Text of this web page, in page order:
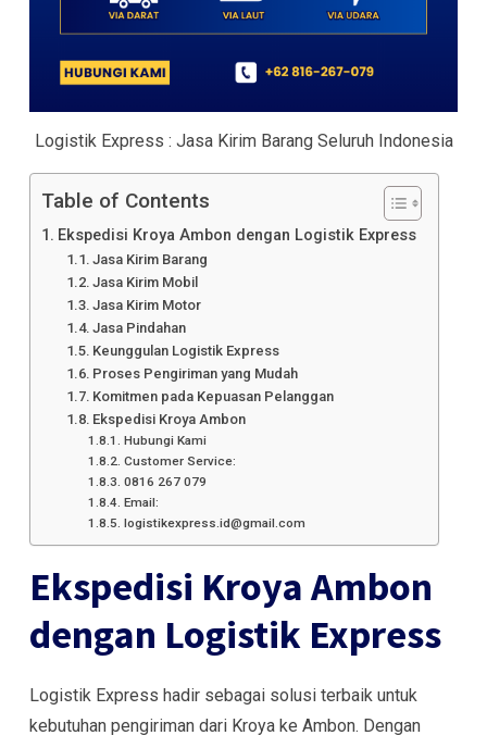
Logistik Express : Jasa Kirim Barang Seluruh Indonesia
Table of Contents
Ekspedisi Kroya Ambon dengan Logistik Express
Jasa Kirim Barang
Jasa Kirim Mobil
Jasa Kirim Motor
Jasa Pindahan
Keunggulan Logistik Express
Proses Pengiriman yang Mudah
Komitmen pada Kepuasan Pelanggan
Ekspedisi Kroya Ambon
Hubungi Kami
Customer Service:
0816 267 079
Email:
logistikexpress.id@gmail.com
Ekspedisi Kroya Ambon
dengan Logistik Express
Logistik Express hadir sebagai solusi terbaik untuk
kebutuhan pengiriman dari Kroya ke Ambon. Dengan